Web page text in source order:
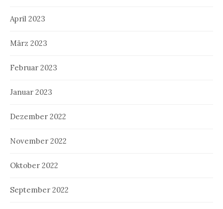
April 2023
März 2023
Februar 2023
Januar 2023
Dezember 2022
November 2022
Oktober 2022
September 2022